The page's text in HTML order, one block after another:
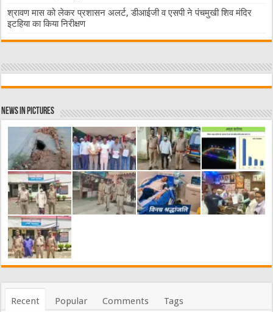
श्रावण मास को लेकर प्रशासन अलर्ट, डीआईजी व एसपी ने पंचमुखी शिव मंदिर
इटहिया का किया निरीक्षण
News in Pictures
Recent Popular Comments Tags